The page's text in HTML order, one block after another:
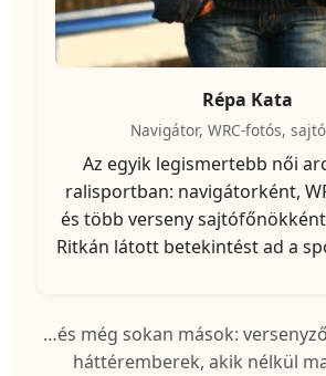
Répa Kata
Navigátor, WRC-fotós,
Az egyik legismertebb női
ralisportban: navigátorként,
és több verseny
Ritkán látott betekintést ad a
…és még sokan mások:
háttéremberek, akik nélkül